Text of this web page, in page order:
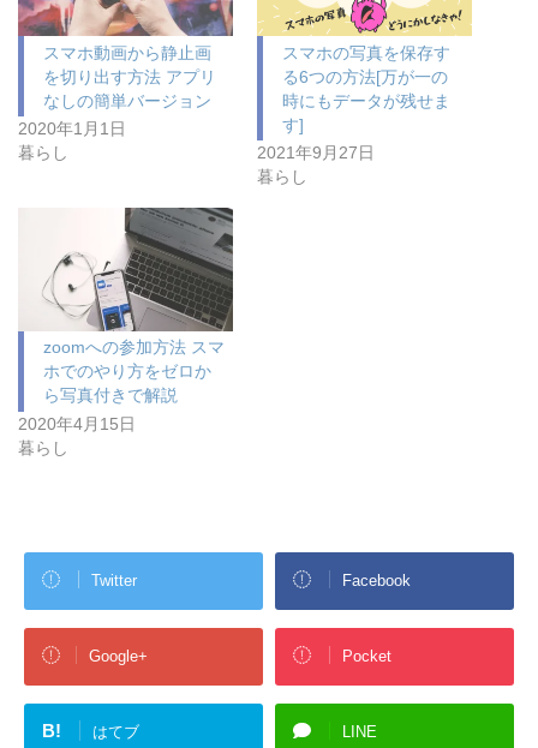
スマホ動画から静止画
を切り出す方法 アプリ
なしの簡単バージョン
2020年1月1日
暮らし
スマホの写真を保存す
る6つの方法[万が一の
時にもデータが残せま
す]
2021年9月27日
暮らし
zoomへの参加方法 スマ
ホでのやり方をゼロか
ら写真付きで解説
2020年4月15日
暮らし
Twitter Facebook
Google+ Pocket
B! はてブ LINE